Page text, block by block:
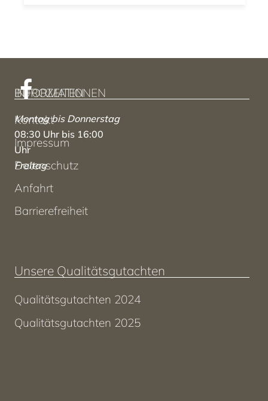
INFORMATIONEN
Unsere Qualitätsgutachten
BÜROZEITEN
Montag bis Donnerstag
08:30 Uhr bis 16:00
Uhr
Freitag
Uhr
Kontakt
Qualitätsgutachten 2024
Impressum
Qualitätsgutachten 2025
Datenschutz
Anfahrt
Barrierefreiheit